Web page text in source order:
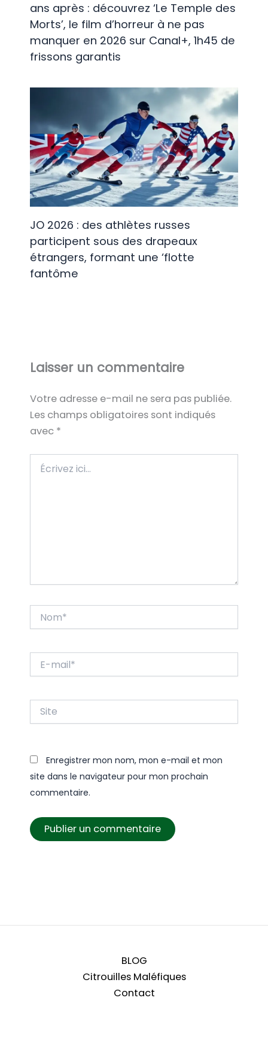
ans après : découvrez ‘Le Temple des
Morts’, le film d’horreur à ne pas
manquer en 2026 sur Canal+, 1h45 de
frissons garantis
JO 2026 : des athlètes russes
participent sous des drapeaux
étrangers, formant une ‘flotte
fantôme
Laisser un commentaire
Votre adresse e-mail ne sera pas publiée.
Les champs obligatoires sont indiqués
avec *
ici…
mail*
Enregistrer mon nom, mon e-mail et mon
site dans le navigateur pour mon prochain
commentaire.
BLOG
Citrouilles Maléfiques
Contact